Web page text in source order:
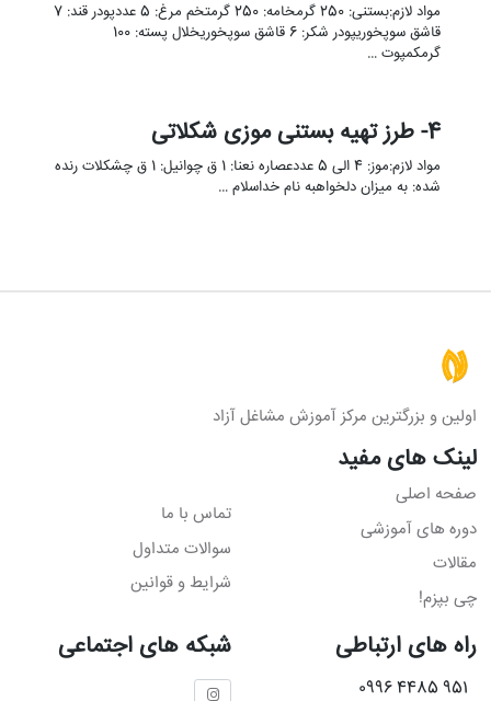
مواد لازم:بستنی: 250 گرمخامه: 250 گرمتخم مرغ: 5 عددپودر قند: 7
قاشق سوپخوریپودر شکر: 6 قاشق سوپخوریخلال پسته: 100
گرمکمپوت …
4- طرز تهیه بستنی موزی شکلاتی
مواد لازم:موز: 4 الی 5 عددعصاره نعنا: 1 ق چوانیل: 1 ق چشکلات رنده
شده: به میزان دلخواهبه نام خداسلام …
اولین و بزرگترین مرکز آموزش مشاغل آزاد
لینک های مفید
صفحه اصلی
دوره های آموزشی
مقالات
چی بپزم!
تماس با ما
سوالات متداول
شرایط و قوانین
راه های ارتباطی
951 4485 0996
شبکه های اجتماعی